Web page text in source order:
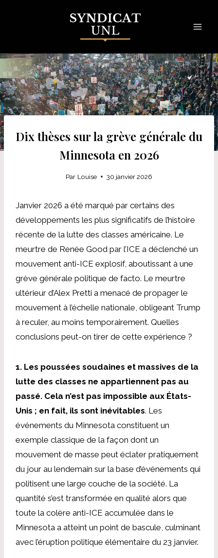
Dix thèses sur la grève générale du
Minnesota en 2026
Par Louise 30 janvier 2026
Janvier 2026 a été marqué par certains des
développements les plus significatifs de l’histoire
récente de la lutte des classes américaine. Le
meurtre de Renée Good par l’ICE a déclenché un
mouvement anti-ICE explosif, aboutissant à une
grève générale politique de facto. Le meurtre
ultérieur d’Alex Pretti a menacé de propager le
mouvement à l’échelle nationale, obligeant Trump
à reculer, au moins temporairement. Quelles
conclusions peut-on tirer de cette expérience ?
1. Les poussées soudaines et massives de la
lutte des classes ne appartiennent pas au
passé. Cela n’est pas impossible aux États-
Unis ; en fait, ils sont inévitables. Les
événements du Minnesota constituent un
exemple classique de la façon dont un
mouvement de masse peut éclater pratiquement
du jour au lendemain sur la base d’événements qui
politisent une large couche de la société. La
quantité s’est transformée en qualité alors que
toute la colère anti-ICE accumulée dans le
Minnesota a atteint un point de bascule, culminant
avec l’éruption politique élémentaire du 23 janvier.